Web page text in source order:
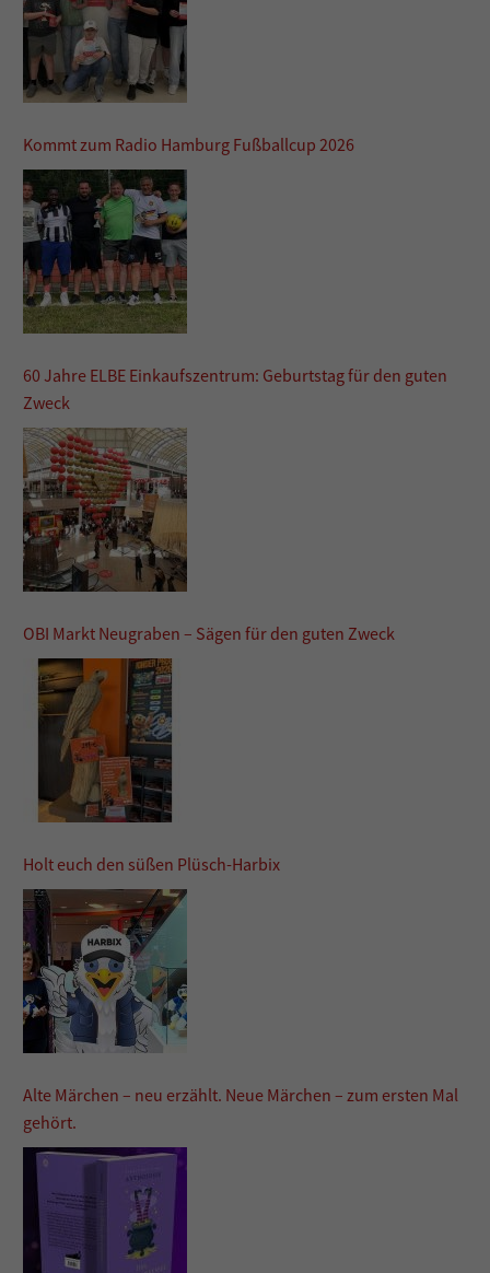
Kommt zum Radio Hamburg Fußballcup 2026
60 Jahre ELBE Einkaufszentrum: Geburtstag für den guten
Zweck
OBI Markt Neugraben – Sägen für den guten Zweck
Holt euch den süßen Plüsch-Harbix
Alte Märchen – neu erzählt. Neue Märchen – zum ersten Mal
gehört.